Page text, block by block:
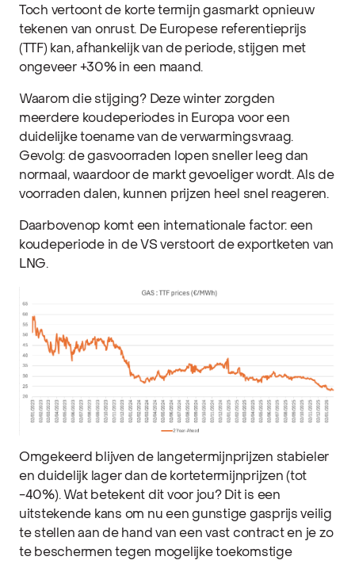
Toch vertoont de korte termijn gasmarkt opnieuw
tekenen van onrust. De Europese referentieprijs
(TTF) kan, afhankelijk van de periode, stijgen met
ongeveer +30% in een maand.
Waarom die stijging? Deze winter zorgden
meerdere koudeperiodes in Europa voor een
duidelijke toename van de verwarmingsvraag.
Gevolg: de gasvoorraden lopen sneller leeg dan
normaal, waardoor de markt gevoeliger wordt. Als de
voorraden dalen, kunnen prijzen heel snel reageren.
Daarbovenop komt een internationale factor: een
koudeperiode in de VS verstoort de exportketen van
LNG.
Omgekeerd blijven de langetermijnprijzen stabieler
en duidelijk lager dan de kortetermijnprijzen (tot
-40%). Wat betekent dit voor jou? Dit is een
uitstekende kans om nu een gunstige gasprijs veilig
te stellen aan de hand van een vast contract en je zo
te beschermen tegen mogelijke toekomstige